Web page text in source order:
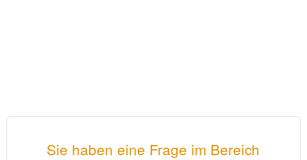
Sie haben eine Frage im Bereich